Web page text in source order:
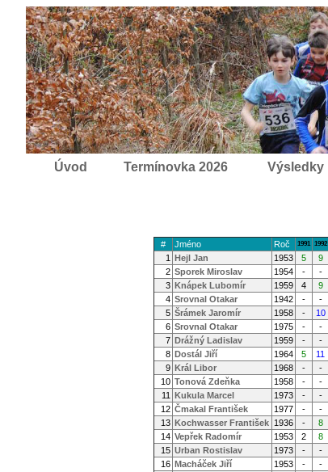
Úvod Termínovka 2026 Výsledky
# Jméno Roč 1991 1992
1 Hejl Jan 1953 5 9
2 Sporek Miroslav 1954 - -
3 Knápek Lubomír 1959 4 9
4 Srovnal Otakar 1942 - -
5 Šrámek Jaromír 1958 - 10
6 Srovnal Otakar 1975 - -
7 Drážný Ladislav 1959 - -
8 Dostál Jiří 1964 5 11
9 Král Libor 1968 - -
10 Tonová Zdeňka 1958 - -
11 Kukula Marcel 1973 - -
12 Čmakal František 1977 - -
13 Kochwasser František 1936 - 8
14 Vepřek Radomír 1953 2 8
15 Urban Rostislav 1973 - -
16 Macháček Jiří 1953 - -